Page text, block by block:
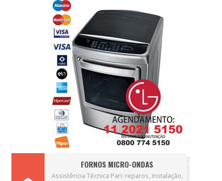
FORNOS MICRO-ONDAS
Assistência Técnica Pari: reparos, instalação,